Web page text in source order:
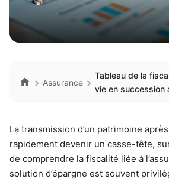
Assurance
Tableau de la
vie en succession
La transmission d’un patrimoine
rapidement devenir un casse-tête,
de comprendre la fiscalité liée à
solution d’épargne est souvent